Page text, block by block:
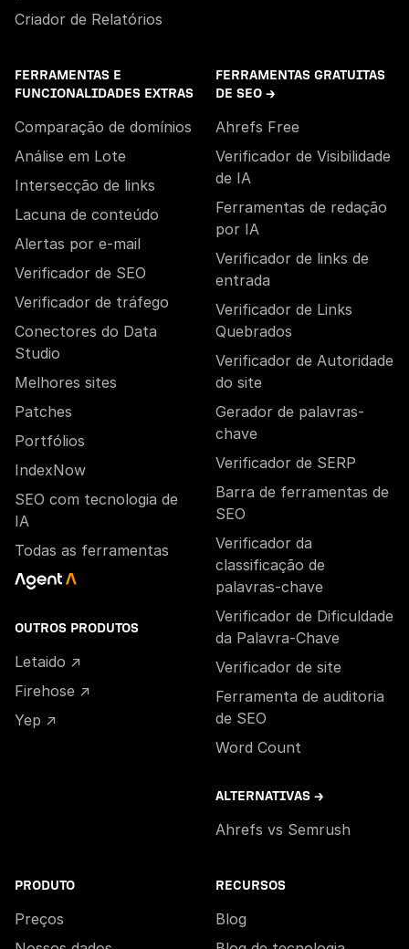
Criador de Relatórios
FERRAMENTAS E
FUNCIONALIDADES EXTRAS
Comparação de domínios
Análise em Lote
Intersecção de links
Lacuna de conteúdo
Alertas por e-mail
Verificador de SEO
Verificador de tráfego
Conectores do Data
Studio
Melhores sites
Patches
Portfólios
IndexNow
SEO com tecnologia de
IA
Todas as ferramentas
OUTROS PRODUTOS
Letaido ↗
Firehose ↗
Yep ↗
FERRAMENTAS GRATUITAS
DE SEO →
Ahrefs Free
Verificador de Visibilidade
de IA
Ferramentas de redação
por IA
Verificador de links de
entrada
Verificador de Links
Quebrados
Verificador de Autoridade
do site
Gerador de palavras-
chave
Verificador de SERP
Barra de ferramentas de
SEO
Verificador da
classificação de
palavras-chave
Verificador de Dificuldade
da Palavra-Chave
Verificador de site
Ferramenta de auditoria
de SEO
Word Count
ALTERNATIVAS →
Ahrefs vs Semrush
PRODUTO
Preços
RECURSOS
Blog